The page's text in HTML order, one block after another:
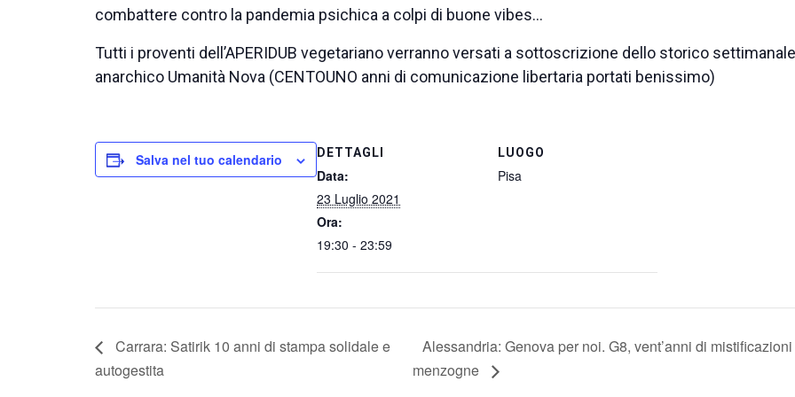
combattere contro la pandemia psichica a colpi di buone vibes…
Tutti i proventi dell’APERIDUB vegetariano verranno versati a sottoscrizione dello storico settimanale
anarchico Umanità Nova (CENTOUNO anni di comunicazione libertaria portati benissimo)
Salva nel tuo calendario DETTAGLI
Data:
23 Luglio 2021
Ora:
19:30 - 23:59
LUOGO
Pisa
Carrara: Satirik 10 anni di stampa solidale e
autogestita
Alessandria: Genova per noi. G8, vent’anni di
menzogne